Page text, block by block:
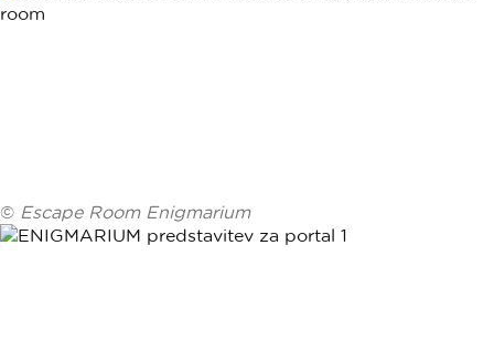
© Escape Room Enigmarium